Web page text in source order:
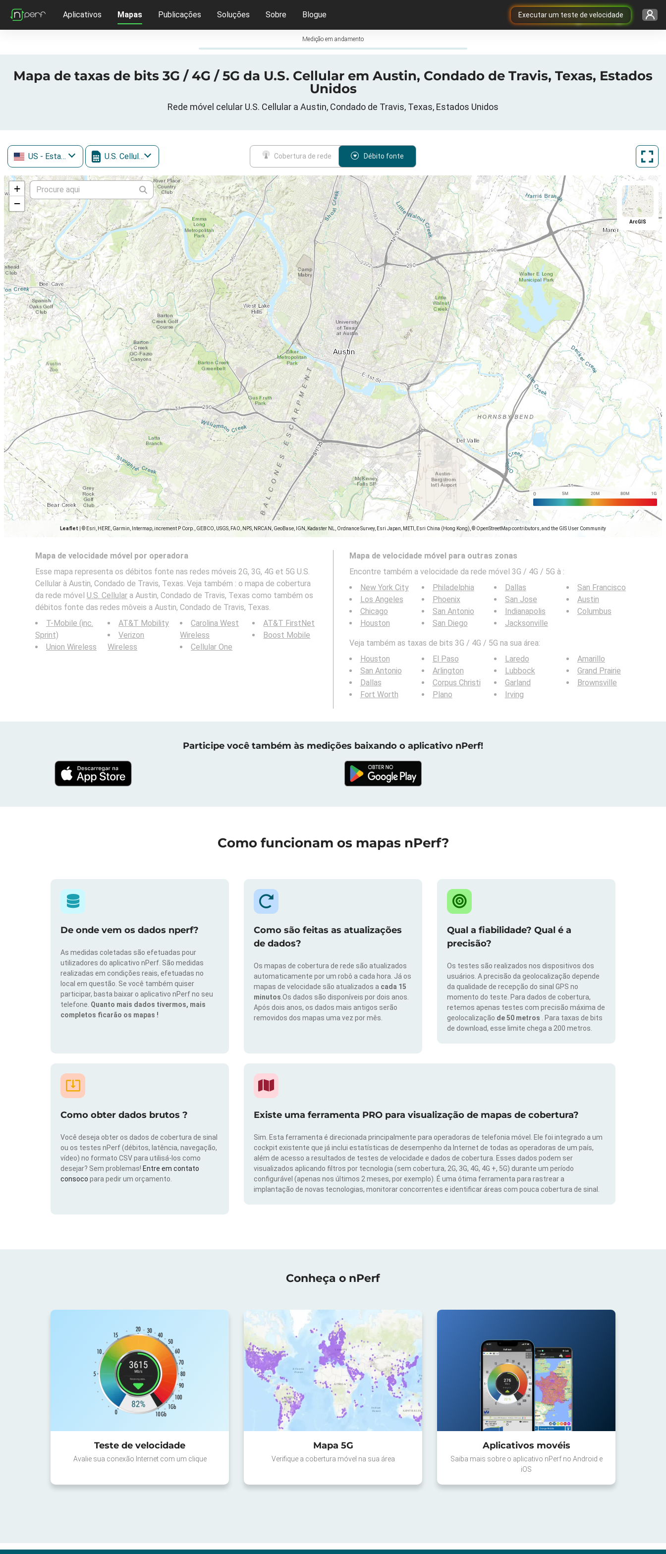
Executar um teste de velocidade
Aplicativos Mapas Publicações Soluções Sobre Blogue
Medição em andamento
Mapa de taxas de bits 3G / 4G / 5G da U.S. Cellular em Austin, Condado de Travis, Texas, Estados
Unidos
Rede móvel celular U.S. Cellular a Austin, Condado de Travis, Texas, Estados Unidos
US - Estados Unidos U.S. Cellular Cobertura de rede Débito fonte
+
−
Leaflet © Esri, HERE, Garmin, Intermap, increment P Corp., GEBCO, USGS, FAO, NPS, NRCAN, GeoBase, IGN, Kadaster NL, Ordnance Survey, Esri Japan, METI, Esri China (Hong Kong), © OpenStreetMap contributors, and the GIS User Community
ArcGIS
Mapa de velocidade móvel por operadora
Esse mapa representa os débitos fonte nas redes móveis 2G, 3G, 4G et 5G U.S.
Cellular à Austin, Condado de Travis, Texas. Veja também : o mapa de cobertura
da rede móvel U.S. Cellular a Austin, Condado de Travis, Texas como também os
débitos fonte das redes môveis a Austin, Condado de Travis, Texas.
T-Mobile (inc.
Sprint)
Union Wireless
AT&T Mobility
Verizon
Wireless
Carolina West
Wireless
Cellular One
AT&T FirstNet
Boost Mobile
Mapa de velocidade móvel para outras zonas
Encontre também a velocidade da rede móvel 3G / 4G / 5G à :
New York City
Los Angeles
Chicago
Houston
Philadelphia
Phoenix
San Antonio
San Diego
Dallas
San Jose
Indianapolis
Jacksonville
San Francisco
Austin
Columbus
Veja também as taxas de bits 3G / 4G / 5G na sua área:
Houston
San Antonio
Dallas
Fort Worth
El Paso
Arlington
Corpus Christi
Plano
Laredo
Lubbock
Garland
Irving
Amarillo
Grand Prairie
Brownsville
Participe você também às medições baixando o aplicativo nPerf!
Como funcionam os mapas nPerf?
De onde vem os dados nperf?
As medidas coletadas são efetuadas pour
utilizadores do aplicativo nPerf. São medidas
realizadas em condições reais, efetuadas no
local em questão. Se você também quiser
participar, basta baixar o aplicativo nPerf no seu
telefone. Quanto mais dados tivermos, mais
completos ficarão os mapas !
Como são feitas as atualizações
de dados?
Os mapas de cobertura de rede são atualizados
automaticamente por um robô a cada hora. Já os
mapas de velocidade são atualizados a cada 15
minutos .Os dados são disponíveis por dois anos.
Após dois anos, os dados mais antigos serão
removidos dos mapas uma vez por mês.
Qual a fiabilidade? Qual é a
precisão?
Os testes são realizados nos dispositivos dos
usuários. A precisão da geolocalização depende
da qualidade de recepção do sinal GPS no
momento do teste. Para dados de cobertura,
retemos apenas testes com precisão máxima de
geolocalização de 50 metros
. Para taxas de bits
de download, esse limite chega a 200 metros.
Como obter dados brutos ?
Você deseja obter os dados de cobertura de sinal
ou os testes nPerf (débitos, latência, navegação,
vídeo) no formato CSV para utilisá-los como
desejar? Sem problemas! Entre em contato
consoco para pedir um orçamento.
Existe uma ferramenta PRO para visualização de mapas de cobertura?
Sim. Esta ferramenta é direcionada principalmente para operadoras de telefonia móvel. Ele foi integrado a um
cockpit existente que já inclui estatísticas de desempenho da Internet de todas as operadoras de um país,
além de acesso a resultados de testes de velocidade e dados de cobertura. Esses dados podem ser
visualizados aplicando filtros por tecnologia (sem cobertura, 2G, 3G, 4G, 4G +, 5G) durante um período
configurável (apenas nos últimos 2 meses, por exemplo). É uma ótima ferramenta para rastrear a
implantação de novas tecnologias, monitorar concorrentes e identificar áreas com pouca cobertura de sinal.
Conheça o nPerf
Teste de velocidade
Avalie sua conexão Internet com um clique
Mapa 5G
Verifique a cobertura móvel na sua área
Aplicativos movéis
Saiba mais sobre o aplicativo nPerf no Android e
iOS